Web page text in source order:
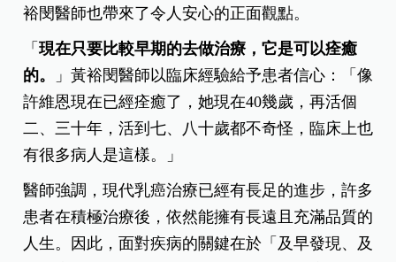
裕閔醫師也帶來了令人安心的正面觀點。
「現在只要比較早期的去做治療，它是可以痊癒
的。
」黃裕閔醫師以臨床經驗給予患者信心：「像
許維恩現在已經痊癒了，她現在40幾歲，再活個
二、三十年，活到七、八十歲都不奇怪，臨床上也
有很多病人是這樣。」
醫師強調，現代乳癌治療已經有長足的進步，許多
患者在積極治療後，依然能擁有長遠且充滿品質的
人生。因此，面對疾病的關鍵在於「及早發現、及